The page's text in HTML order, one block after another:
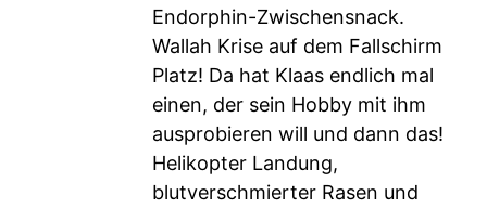
Endorphin-Zwischensnack.
Wallah Krise auf dem Fallschirm
Platz! Da hat Klaas endlich mal
einen, der sein Hobby mit ihm
ausprobieren will und dann das!
Helikopter Landung,
blutverschmierter Rasen und